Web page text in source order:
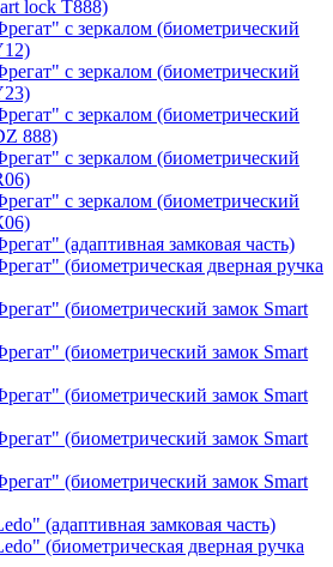
lock T888)
с зеркалом (биометрический
с зеркалом (биометрический
с зеркалом (биометрический
888)
с зеркалом (биометрический
с зеркалом (биометрический
(адаптивная замковая часть)
(биометрическая дверная ручка
(биометрический замок Smart
(биометрический замок Smart
(биометрический замок Smart
(биометрический замок Smart
(биометрический замок Smart
(адаптивная замковая часть)
(биометрическая дверная ручка